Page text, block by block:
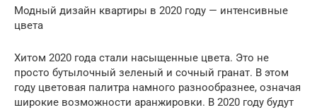
Модный дизайн квартиры в 2020 году — интенсивные
цвета
Хитом 2020 года стали насыщенные цвета. Это не
просто бутылочный зеленый и сочный гранат. В этом
году цветовая палитра намного разнообразнее, означая
широкие возможности аранжировки. В 2020 году будут